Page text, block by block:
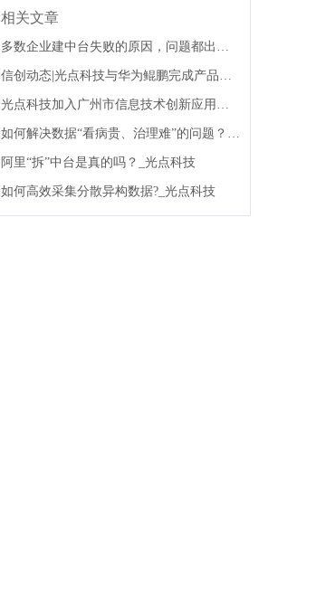
相关文章
多数企业建中台失败的原因，问题都出在组织架构上
信创动态|光点科技与华为鲲鹏完成产品兼容性互认证
光点科技加入广州市信息技术创新应用联盟
如何解决数据“看病贵、治理难”的问题？_光点科技
阿里“拆”中台是真的吗？_光点科技
如何高效采集分散异构数据?_光点科技